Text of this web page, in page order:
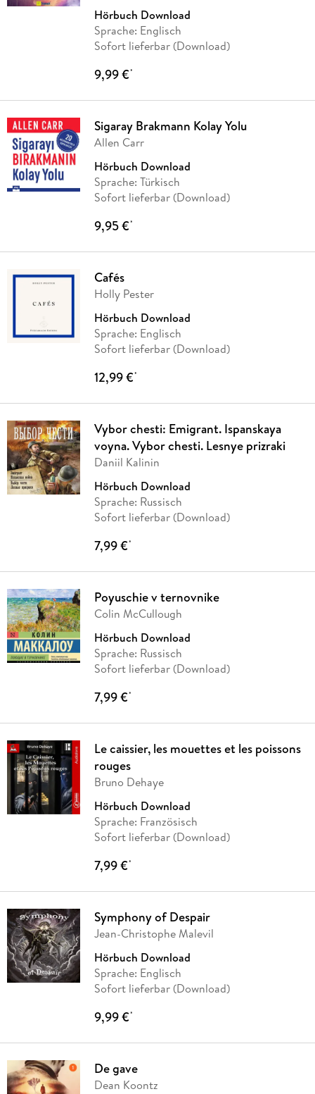
Hörbuch Download
Sprache: Englisch
Sofort lieferbar (Download)
9,99 €*
Sigaray Brakmann Kolay Yolu
Allen Carr
Hörbuch Download
Sprache: Türkisch
Sofort lieferbar (Download)
9,95 €*
Cafés
Holly Pester
Hörbuch Download
Sprache: Englisch
Sofort lieferbar (Download)
12,99 €*
Vybor chesti: Emigrant. Ispanskaya
voyna. Vybor chesti. Lesnye prizraki
Daniil Kalinin
Hörbuch Download
Sprache: Russisch
Sofort lieferbar (Download)
7,99 €*
Poyuschie v ternovnike
Colin McCullough
Hörbuch Download
Sprache: Russisch
Sofort lieferbar (Download)
7,99 €*
Le caissier, les mouettes et les poissons
rouges
Bruno Dehaye
Hörbuch Download
Sprache: Französisch
Sofort lieferbar (Download)
7,99 €*
Symphony of Despair
Jean-Christophe Malevil
Hörbuch Download
Sprache: Englisch
Sofort lieferbar (Download)
9,99 €*
De gave
Dean Koontz